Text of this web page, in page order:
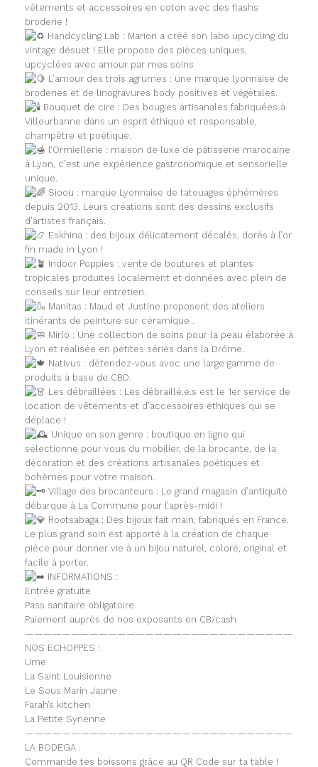
vêtements et accessoires en coton avec des flashs
broderie !
Handcycling Lab : Marion a créé son labo upcycling du
vintage désuet ! Elle propose des pièces uniques,
upcyclées avec amour par mes soins
L’amour des trois agrumes : une marque lyonnaise de
broderies et de linogravures body positives et végétales.
Bouquet de cire : Des bougies artisanales fabriquées à
Villeurbanne dans un esprit éthique et responsable,
champêtre et poétique.
l’Ormiellerie : maison de luxe de pâtisserie marocaine
à Lyon, c’est une expérience gastronomique et sensorielle
unique.
Sioou : marque Lyonnaise de tatouages éphémères
depuis 2013. Leurs créations sont des dessins exclusifs
d’artistes français.
Eskhina : des bijoux délicatement décalés, dorés à l’or
fin made in Lyon !
Indoor Poppies : vente de boutures et plantes
tropicales produites localement et données avec plein de
conseils sur leur entretien.
Manitas : Maud et Justine proposent des ateliers
itinérants de peinture sur céramique .
Mirlo : Une collection de soins pour la peau élaborée à
Lyon et réalisée en petites séries dans la Drôme.
Nativus : détendez-vous avec une large gamme de
produits à base de CBD.
Les débraillées : Les débraillé.e.s est le 1er service de
location de vêtements et d’accessoires éthiques qui se
déplace !
Unique en son genre : boutique en ligne qui
sélectionne pour vous du mobilier, de la brocante, de la
décoration et des créations artisanales poétiques et
bohèmes pour votre maison.
Village des brocanteurs : Le grand magasin d’antiquité
débarque à La Commune pour l’après-midi !
Rootsabaga : Des bijoux fait main, fabriqués en France.
Le plus grand soin est apporté à la création de chaque
pièce pour donner vie à un bijou naturel, coloré, original et
facile à porter.
INFORMATIONS :
Entrée gratuite
Pass sanitaire obligatoire
Paiement auprès de nos exposants en CB/cash
—————————————————————————————
NOS ECHOPPES :
Ume
La Saint Louisienne
Le Sous Marin Jaune
Farah’s kitchen
La Petite Syrienne
—————————————————————————————
LA BODEGA :
Commande tes boissons grâce au QR Code sur ta table !